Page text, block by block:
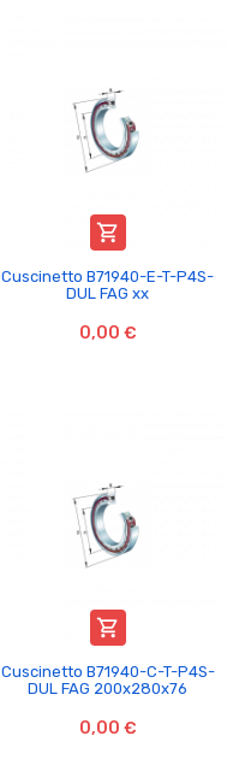

Cuscinetto B71940-E-T-P4S-
DUL FAG xx
0,00 €

Cuscinetto B71940-C-T-P4S-
DUL FAG 200x280x76
0,00 €